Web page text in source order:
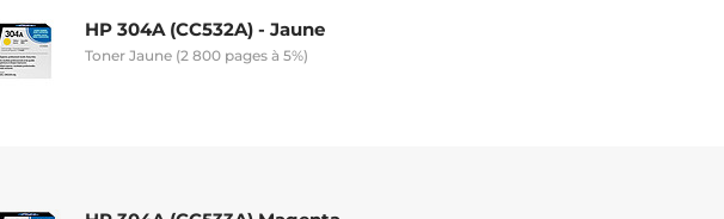
HP 304A (CC532A) - Jaune
Toner Jaune (2 800 pages à 5%)